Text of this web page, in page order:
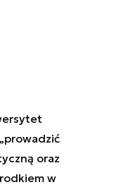
oraz
w